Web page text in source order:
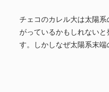
チェコのカレル大は太陽
がっているかもしれない
す。しかしなぜ太陽系末